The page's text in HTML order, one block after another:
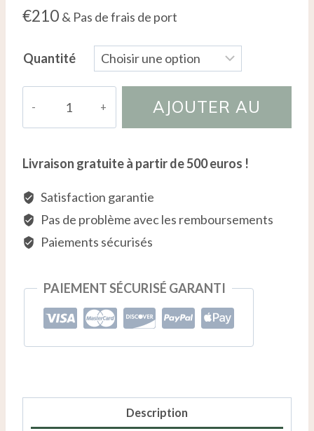
€210 & Pas de frais de port
Quantité
&
AJOUTER AU
Livraison gratuite à partir de 500 euros !
Satisfaction garantie
Pas de problème avec les remboursements
Paiements sécurisés
PAIEMENT SÉCURISÉ GARANTI
Description